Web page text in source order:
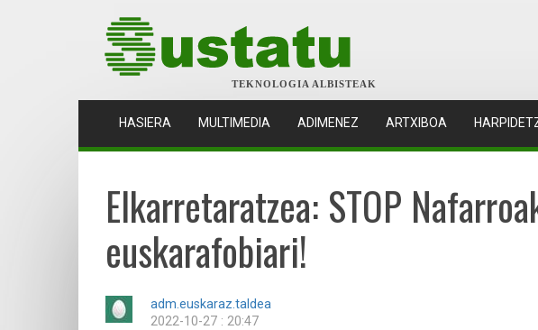
TEKNOLOGIA ALBISTEAK
HASIERA (CURRENT)
MULTIMEDIA ADIMENEZ ARTXIBOA
Elkarretaratzea: STOP
euskarafobiari!
adm.euskaraz.taldea
2022-10-27 : 20:47